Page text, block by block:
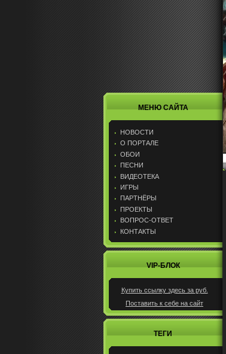
МЕНЮ САЙТА
НОВОСТИ
О ПОРТАЛЕ
ОБОИ
ПЕСНИ
ВИДЕОТЕКА
ИГРЫ
ПАРТНЁРЫ
ПРОЕКТЫ
ВОПРОС-ОТВЕТ
КОНТАКТЫ
VIP-БЛОК
Купить ссылку здесь за руб.
Поставить к себе на сайт
ТЕГИ